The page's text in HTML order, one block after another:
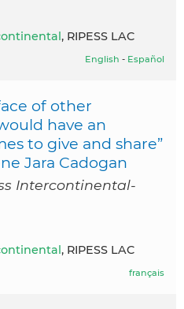
, RIPESS LAC
English - Español
of other
have an
to give and share”
Jara Cadogan
Intercontinental-
, RIPESS LAC
français